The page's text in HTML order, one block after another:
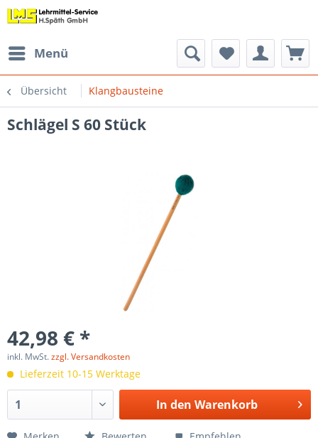
Menü
Übersicht Klangbausteine
Schlägel S 60 Stück
42,98 € *
inkl. MwSt.zzgl. Versandkosten
Lieferzeit 10-15 Werktage
In den Warenkorb